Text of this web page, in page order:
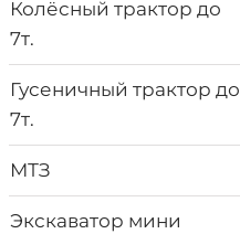
Колёсный трактор до
7т.
Гусеничный трактор до
7т.
МТЗ
Экскаватор мини